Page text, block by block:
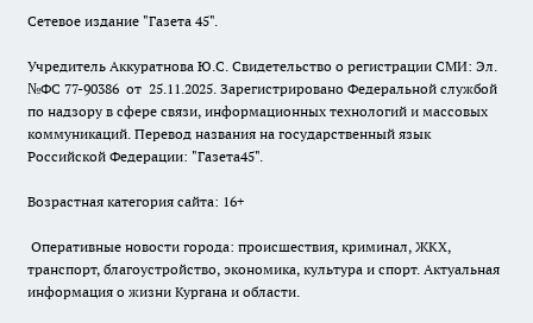
Сетевое издание "Газета 45".
Учредитель Аккуратнова Ю.С. Свидетельство о регистрации СМИ: Эл.
№ФС 77-90386 от 25.11.2025. Зарегистрировано Федеральной службой
по надзору в сфере связи, информационных технологий и массовых
коммуникаций. Перевод названия на государственный язык
Российской Федерации: "Газета45".
Возрастная категория сайта: 16+
Оперативные новости города: происшествия, криминал, ЖКХ,
транспорт, благоустройство, экономика, культура и спорт. Актуальная
информация о жизни Кургана и области.